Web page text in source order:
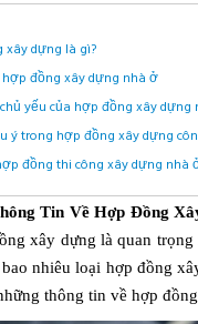
xây dựng là gì?
hợp đồng xây dựng nhà ở
yếu của hợp đồng xây dựng
ý trong hợp đồng xây dựng
đồng thi công xây dựng nhà
Tin Về Hợp Đồng
xây dựng là quan
nhiêu loại hợp đồng
thông tin về hợp